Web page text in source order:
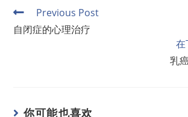
Previous Post
自闭症的心理治疗
在
乳
你可能也喜欢